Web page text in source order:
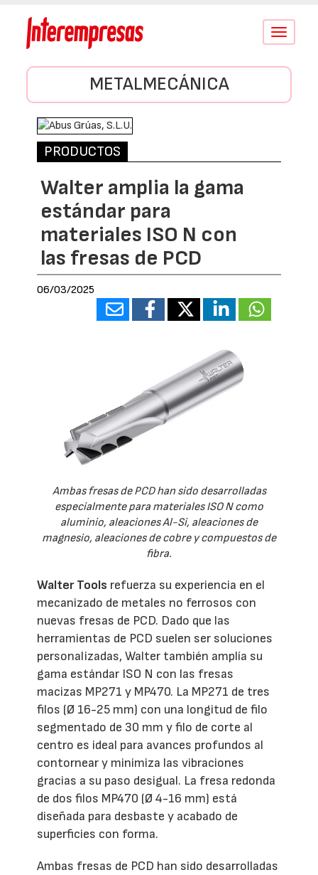
Conmutar
METALMECÁNICA
PRODUCTOS
Walter amplia la gama
estándar para
materiales ISO N con
las fresas de PCD
06/03/2025
Ambas fresas de PCD han sido desarrolladas
especialmente para materiales ISO N como
aluminio, aleaciones Al-Si, aleaciones de
magnesio, aleaciones de cobre y compuestos de
fibra.
Walter Tools refuerza su experiencia en el
mecanizado de metales no ferrosos con
nuevas fresas de PCD. Dado que las
herramientas de PCD suelen ser soluciones
personalizadas, Walter también amplía su
gama estándar ISO N con las fresas
macizas MP271 y MP470. La MP271 de tres
filos (Ø 16-25 mm) con una longitud de filo
segmentado de 30 mm y filo de corte al
centro es ideal para avances profundos al
contornear y minimiza las vibraciones
gracias a su paso desigual. La fresa redonda
de dos filos MP470 (Ø 4-16 mm) está
diseñada para desbaste y acabado de
superficies con forma.
Ambas fresas de PCD han sido desarrolladas